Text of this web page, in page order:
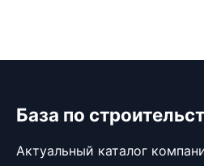
База по
Актуальный каталог